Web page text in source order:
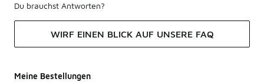
Du brauchst Antworten?
WIRF EINEN BLICK AUF UNSERE FAQ
Meine Bestellungen